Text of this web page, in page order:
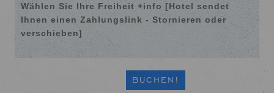
Wählen Sie Ihre Freiheit +info [Hotel sendet
Ihnen einen Zahlungslink - Stornieren oder
verschieben]
BUCHEN!